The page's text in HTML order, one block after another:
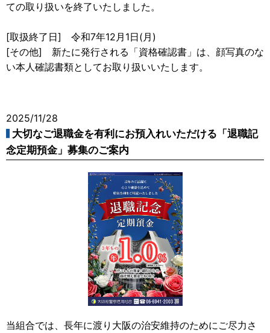
ての取り扱いを終了いたしました。
[取扱終了日] 令和7年12月1日(月)
[その他] 新たに発行される「資格確認書」は、顔写真のな
い本人確認書類としてお取り扱いいたします。
2025/11/28
大切なご退職金を有利にお預入れいただける「退職記
念定期預金」募集のご案内
当組合では、長年に渡り大阪の治安維持のためにご尽力さ